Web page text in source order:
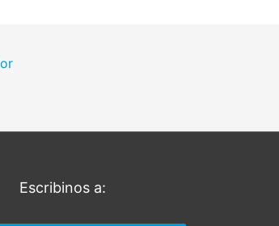
Escribinos a: